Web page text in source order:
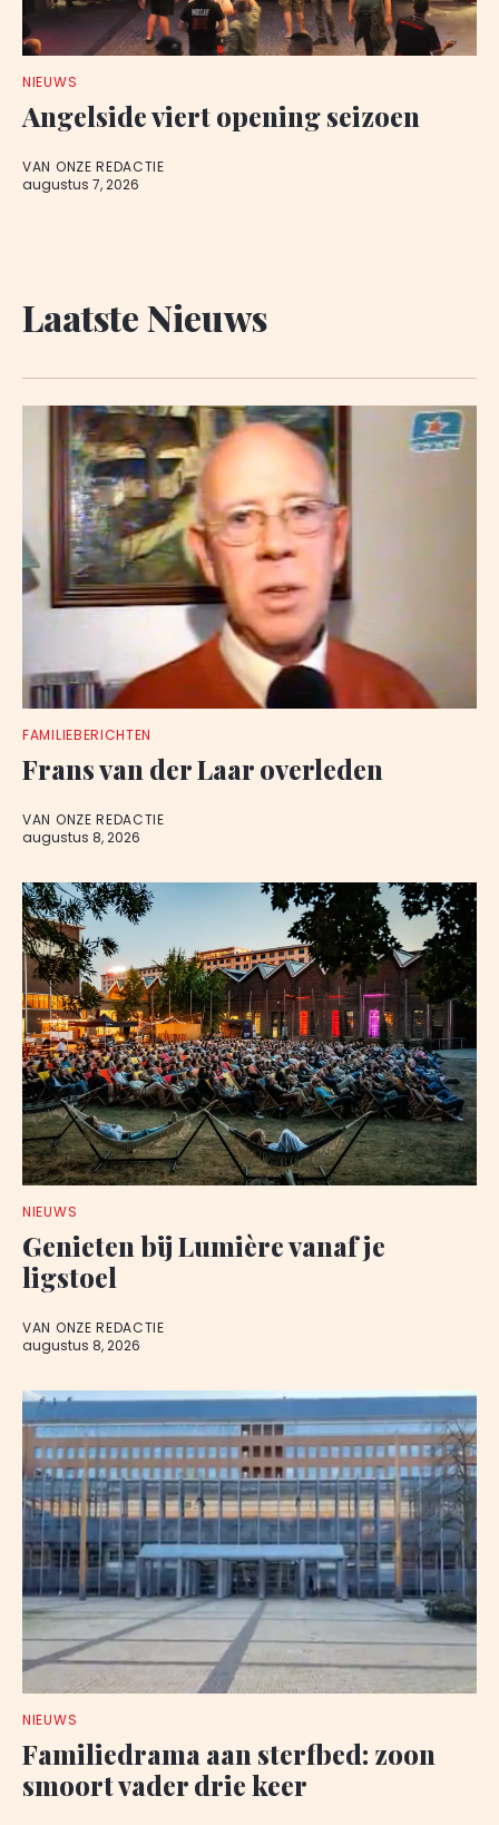
NIEUWS
Angelside viert opening seizoen
VAN ONZE REDACTIE
augustus 7, 2026
Laatste Nieuws
FAMILIEBERICHTEN
Frans van der Laar overleden
VAN ONZE REDACTIE
augustus 8, 2026
NIEUWS
Genieten bij Lumière vanaf je
ligstoel
VAN ONZE REDACTIE
augustus 8, 2026
NIEUWS
Familiedrama aan sterfbed: zoon
smoort vader drie keer